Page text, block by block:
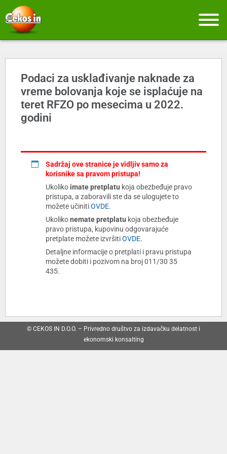
Podaci za usklađivanje naknade za
vreme bolovanja koje se isplaćuje na
teret RFZO po mesecima u 2022.
godini
Sadržaj ove stranice je vidljiv samo za
korisnike sa pravom pristupa!
Ukoliko imate pretplatu koja obezbeđuje pravo
pristupa, a zaboravili ste da se ulogujete to
možete učinitiOVDE.
Ukolikonemate pretplatu koja obezbeđuje
pravo pristupa, kupovinu odgovarajuće
pretplate možete izvršitiOVDE.
Detaljne informacije o pretplati i pravu pristupa
možete dobiti i pozivom na broj 011/30 35
435.
© CEKOS IN D.O.O. – Privredno društvo za izdavačku delatnost i
ekonomski konsalting